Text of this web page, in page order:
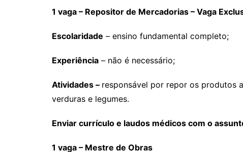
1 vaga – Repositor de Mercadorias – Vaga
Escolaridade – ensino fundamental completo;
Experiência – não é necessário;
Atividades – responsável por repor os produtos
verduras e legumes.
Enviar currículo e laudos médicos com o
1 vaga – Mestre de Obras